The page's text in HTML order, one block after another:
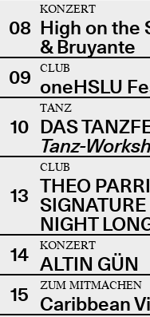
08
KONZERT
High on the
& Bruyante
09
CLUB
oneHSLU
10
TANZ
DAS
Tanz-
13
CLUB
THEO
NIGHT
14
KONZERT
ALTIN GÜN
15
ZUM MITMACHEN
Caribbean